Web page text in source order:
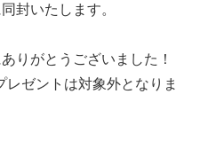
封いたします。
りがとうございました！
レゼントは対象外となりま